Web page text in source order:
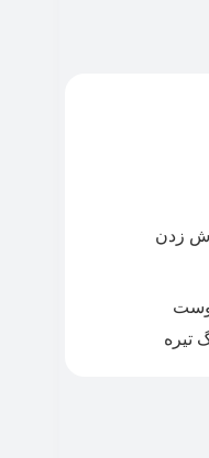
زدن
تیره